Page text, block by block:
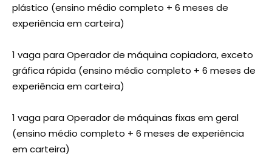
plástico (ensino médio completo + 6 meses de
experiência em carteira)
1 vaga para Operador de máquina copiadora, exceto
gráfica rápida (ensino médio completo + 6 meses de
experiência em carteira)
1 vaga para Operador de máquinas fixas em geral
(ensino médio completo + 6 meses de experiência
em carteira)